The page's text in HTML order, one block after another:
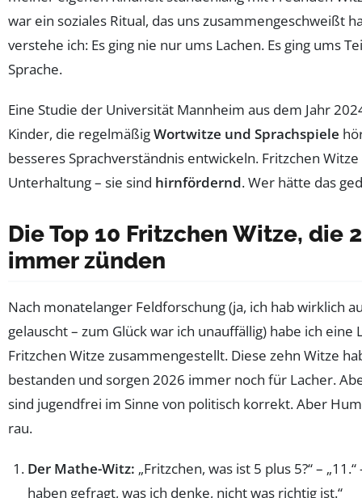
war ein soziales Ritual, das uns zusammengeschweißt
verstehe ich: Es ging nie nur ums Lachen. Es ging ums
Sprache.
Eine Studie der Universität Mannheim aus dem Jahr
Kinder, die regelmäßigWortwitze und Sprachspiele
besseres Sprachverständnis entwickeln. Fritzchen
Unterhaltung – sie sind hirnfördernd. Wer hätte das
Die Top 10 Fritzchen Witze, die
immer zünden
Nach monatelanger Feldforschung (ja, ich hab wirklich
gelauscht – zum Glück war ich unauffällig) habe ich eine
Fritzchen Witze zusammengestellt. Diese zehn Witze
bestanden und sorgen 2026 immer noch für Lacher.
sind jugendfrei im Sinne von politisch korrekt. Aber
rau.
Der Mathe-Witz: „Fritzchen, was ist 5 plus 5?“ – „11.“
haben gefragt, was ich denke, nicht was richtig ist.“